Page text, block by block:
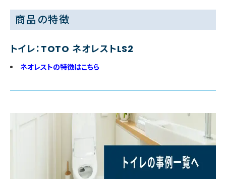
商品の特徴
トイレ：TOTO ネオレストLS2
ネオレストの特徴はこちら